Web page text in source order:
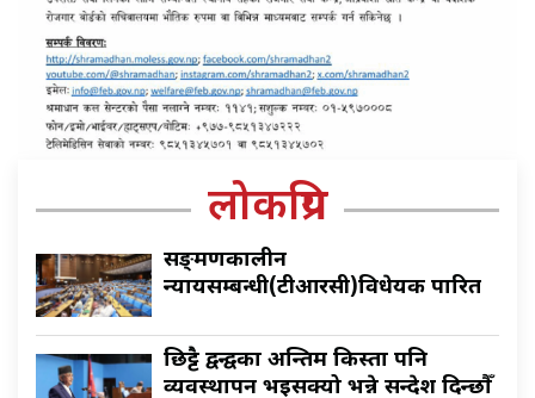
लोकप्रिय
सङ्क्रमणकालीन
न्यायसम्बन्धी(टीआरसी)विधेयक पारित
छिट्टै द्वन्द्वका अन्तिम किस्ता पनि
व्यवस्थापन भइसक्यो भन्ने सन्देश दिन्छौँ